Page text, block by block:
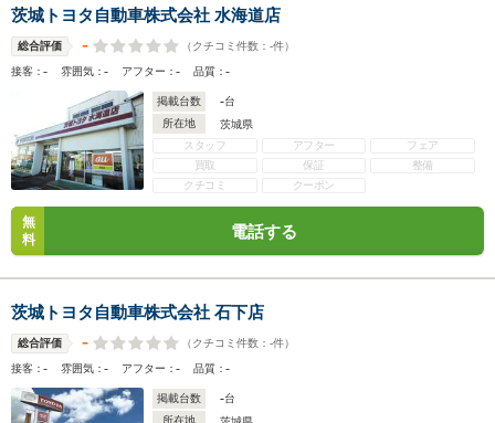
茨城トヨタ自動車株式会社 水海道店
総合評価 - （クチコミ件数： -件）
接客：- 雰囲気：- アフター：- 品質：-
掲載台数 -台
所在地
茨城県
スタッフ
アフター
フェア
買取
保証
整備
クチコミ
クーポン
無
料
電話する
茨城トヨタ自動車株式会社 石下店
総合評価 - （クチコミ件数： -件）
接客：- 雰囲気：- アフター：- 品質：-
掲載台数 -台
所在地